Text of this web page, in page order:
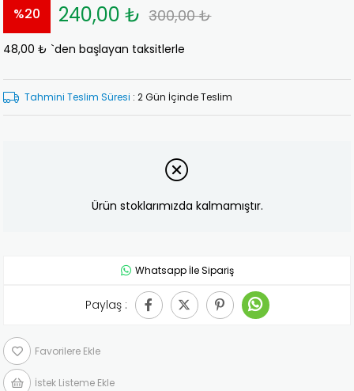
%20
İndirim
300,00 ₺
240,00 ₺
48,00 ₺ `den başlayan taksitlerle
Tahmini Teslim Süresi : 2 Gün İçinde Teslim
Ürün stoklarımızda kalmamıştır.
Whatsapp İle Sipariş
Paylaş :
Favorilere Ekle
İstek Listeme Ekle